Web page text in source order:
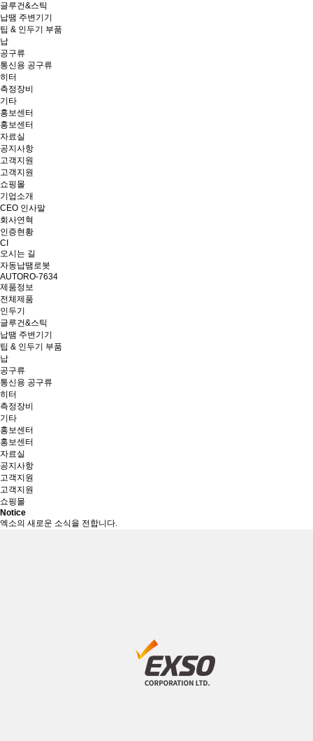
글루건&스틱
납땜 주변기기
팁 & 인두기 부품
납
공구류
통신용 공구류
히터
측정장비
기타
홍보센터
홍보센터
자료실
공지사항
고객지원
고객지원
쇼핑몰
기업소개
CEO 인사말
회사연혁
인증현황
CI
오시는 길
자동납땜로봇
AUTORO-7634
제품정보
전체제품
인두기
글루건&스틱
납땜 주변기기
팁 & 인두기 부품
납
공구류
통신용 공구류
히터
측정장비
기타
홍보센터
홍보센터
자료실
공지사항
고객지원
고객지원
쇼핑몰
Notice
엑소의 새로운 소식을 전합니다.